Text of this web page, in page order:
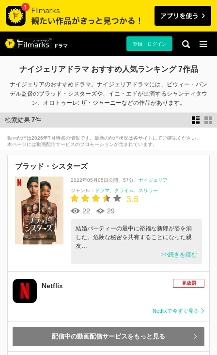
ドラマ 登録・ログイン
ナイジェリアドラマ おすすめ人気ランキング 7作品
ナイジェリアのおすすめドラマ。ナイジェリアドラマには、ビウィー・バン
デル監督のブラッド・シスターズや、イニ・エドが出演するシャンティタウ
ン、オロトゥーレ: ザ・ジャーニーなどの作品があります。
検索結果 7件
動画配信は2026年7月時点の情報です。最新の配信状況は各サイトにてご確認ください。
本ページには動画配信サービスのプロモーションが含まれています。
ブラッド・シスターズ
2022年05月05日公開 57分
ナイジェリア
ジャンル：
ドラマ クライム スリラー
3.5
22 29
結婚パーティーの最中に裕福な新郎が姿を消
した。危険な秘密を共有することになった親
友…
>>続きを読む
Netflix 見放題
Netflixで今すぐ見る
配信中の動画配信サービスをもっと見る